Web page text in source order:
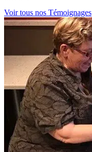
Voir tous nos Témoignages